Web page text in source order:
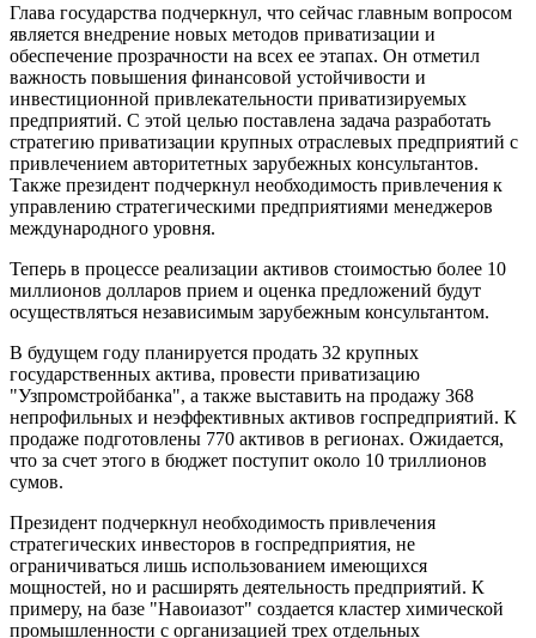
Глава государства подчеркнул, что сейчас главным вопросом
является внедрение новых методов приватизации и
обеспечение прозрачности на всех ее этапах. Он отметил
важность повышения финансовой устойчивости и
инвестиционной привлекательности приватизируемых
предприятий. С этой целью поставлена ​​задача разработать
стратегию приватизации крупных отраслевых предприятий с
привлечением авторитетных зарубежных консультантов.
Также президент подчеркнул необходимость привлечения к
управлению стратегическими предприятиями менеджеров
международного уровня.
Теперь в процессе реализации активов стоимостью более 10
миллионов долларов прием и оценка предложений будут
осуществляться независимым зарубежным консультантом.
В будущем году планируется продать 32 крупных
государственных актива, провести приватизацию
"Узпромстройбанка", а также выставить на продажу 368
непрофильных и неэффективных активов госпредприятий. К
продаже подготовлены 770 активов в регионах. Ожидается,
что за счет этого в бюджет поступит около 10 триллионов
сумов.
Президент подчеркнул необходимость привлечения
стратегических инвесторов в госпредприятия, не
ограничиваться лишь использованием имеющихся
мощностей, но и расширять деятельность предприятий. К
примеру, на базе "Навоиазот" создается кластер химической
промышленности с организацией трех отдельных